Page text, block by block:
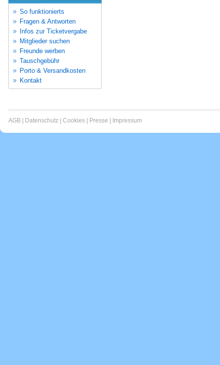
So funktionierts
Fragen & Antworten
Infos zur Ticketvergabe
Mitglieder suchen
Freunde werben
Tauschgebühr
Porto & Versandkosten
Kontakt
AGB Datenschutz Cookies Presse Impressum